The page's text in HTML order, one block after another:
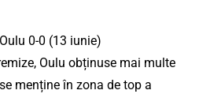
0-0 (13 iunie)
Oulu obținuse mai multe
menține în zona de top a